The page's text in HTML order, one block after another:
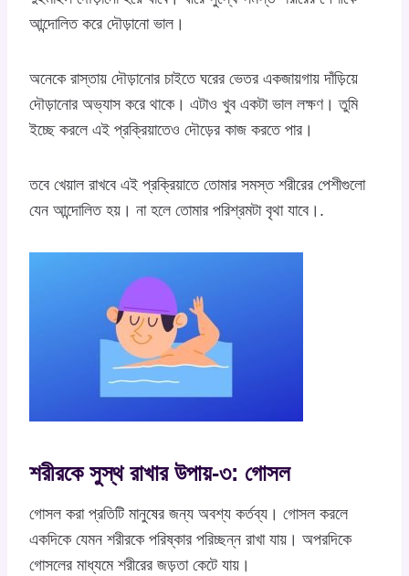
আন্দোলিত করে দৌড়ানো ভাল।
অনেকে রাস্তায় দৌড়ানোর চাইতে ঘরের ভেতর একজায়গায় দাঁড়িয়ে
দৌড়ানোর অভ্যাস করে থাকে। এটাও খুব একটা ভাল লক্ষণ। তুমি
ইচ্ছে করলে এই প্রক্রিয়াতেও দৌড়ের কাজ করতে পার।
তবে খেয়াল রাখবে এই প্রক্রিয়াতে তোমার সমস্ত শরীরের পেশীগুলো
যেন আন্দোলিত হয়। না হলে তোমার পরিশ্রমটা বৃথা যাবে।.
শরীরকে সুস্থ রাখার উপায়-৩: গোসল
গোসল করা প্রতিটি মানুষের জন্য অবশ্য কর্তব্য। গোসল করলে
একদিকে যেমন শরীরকে পরিষ্কার পরিচ্ছন্ন রাখা যায়। অপরদিকে
গোসলের মাধ্যমে শরীরের জড়তা কেটে যায়।